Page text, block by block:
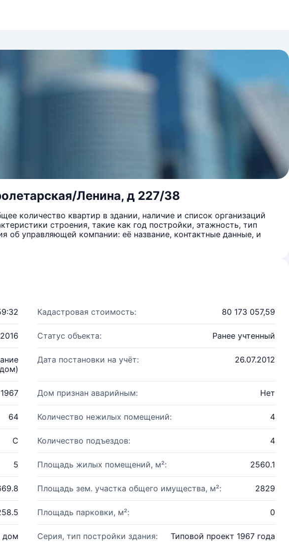
Ленина, д 227/38
количество квартир в здании, наличие и список организаций
строения, такие как год постройки, этажность, тип
об управляющей компании: её название, контактные данные, и
Кадастровая стоимость: 80 173 057,59
Статус объекта: Ранее учтенный
Дата постановки на учёт: 26.07.2012
1967 Дом признан аварийным: Нет
64 Количество нежилых помещений: 4
C Количество подъездов: 4
5 Площадь жилых помещений, м²: 2560.1
Площадь зем. участка общего имущества, м²: 2829
Площадь парковки, м²: 0
дом Серия, тип постройки здания: Типовой проект 1967 года